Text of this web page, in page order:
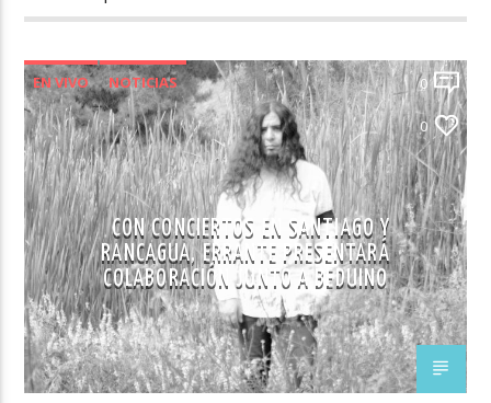
EN VIVO
NOTICIAS
NOVEDADES MÚSICA CHILENA
0
0
CON CONCIERTOS EN SANTIAGO Y
RANCAGUA, ERRANTE PRESENTARÁ
COLABORACIÓN JUNTO A BEDUINO